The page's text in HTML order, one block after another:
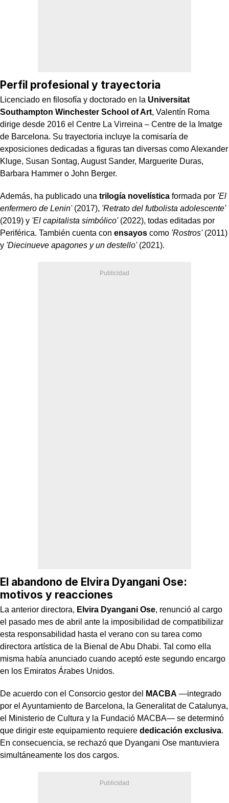
Perfil profesional y trayectoria
Licenciado en filosofía y doctorado en la Universitat
Southampton Winchester School of Art, Valentín Roma
dirige desde 2016 el Centre La Virreina – Centre de la Imatge
de Barcelona. Su trayectoria incluye la comisaría de
exposiciones dedicadas a figuras tan diversas como Alexander
Kluge, Susan Sontag, August Sander, Marguerite Duras,
Barbara Hammer o John Berger.
Además, ha publicado una trilogía novelística formada por 'El
enfermero de Lenin'(2017), 'Retrato del futbolista adolescente'
(2019) y 'El capitalista simbólico'(2022), todas editadas por
Periférica. También cuenta con ensayos como 'Rostros'(2011)
y 'Diecinueve apagones y un destello'(2021).
El abandono de Elvira Dyangani Ose:
motivos y reacciones
La anterior directora, Elvira Dyangani Ose, renunció al cargo
el pasado mes de abril ante la imposibilidad de compatibilizar
esta responsabilidad hasta el verano con su tarea como
directora artística de la Bienal de Abu Dhabi. Tal como ella
misma había anunciado cuando aceptó este segundo encargo
en los Emiratos Árabes Unidos.
De acuerdo con el Consorcio gestor del MACBA —integrado
por el Ayuntamiento de Barcelona, la Generalitat de Catalunya,
el Ministerio de Cultura y la Fundació MACBA— se determinó
que dirigir este equipamiento requiere dedicación exclusiva.
En consecuencia, se rechazó que Dyangani Ose mantuviera
simultáneamente los dos cargos.